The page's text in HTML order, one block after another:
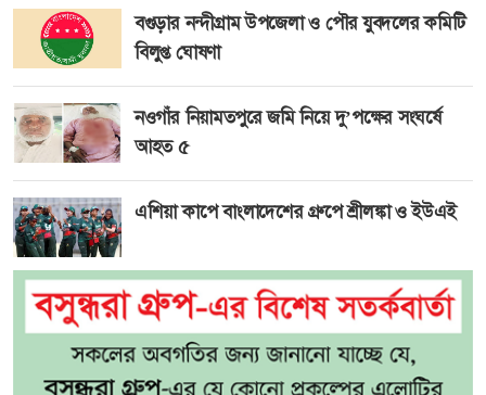
বগুড়ার নন্দীগ্রাম উপজেলা ও পৌর যুবদলের কমিটি
বিলুপ্ত ঘোষণা
নওগাঁর নিয়ামতপুরে জমি নিয়ে দু’পক্ষের সংঘর্ষে
আহত ৫
এশিয়া কাপে বাংলাদেশের গ্রুপে শ্রীলঙ্কা ও ইউএই